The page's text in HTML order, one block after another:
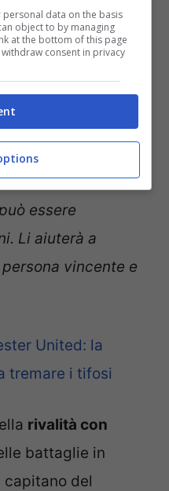
alcun dubbio. Parlo
Siamo amici,
cose e da quando
in contatto. Il
ha sorpreso,
aggiunta, proprio
essere
Li aiuterà a
vincente e
United: la
tremare i tifosi
rivalità con
battaglie in
capitano del
data on the basis
object to by managing
at the bottom of this page
consent in privacy